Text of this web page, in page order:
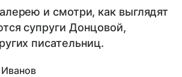
и смотри, как выглядят
супруги Донцовой,
писательниц.